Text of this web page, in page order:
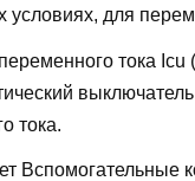
условиях, для
тока Icu
тока.
Вспомогательные